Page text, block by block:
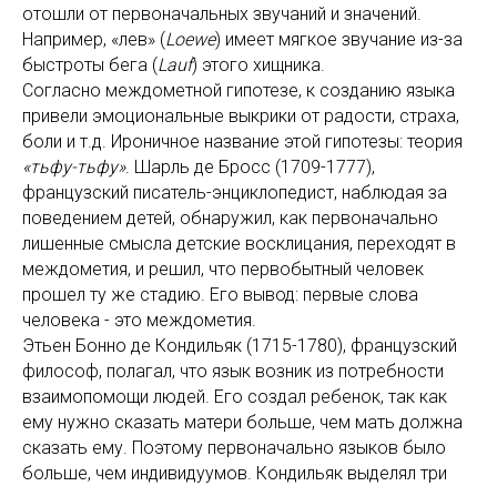
отошли от первоначальных звучаний и значений.
Например, «лев» (Lоеwе) имеет мягкое звучание из-за
быстроты бега (Lauf) этого хищника.
Согласно междометной гипотезе, к созданию языка
привели эмоциональные выкрики от радости, страха,
боли и т.д. Ироничное название этой гипотезы: теория
«тьфу-тьфу». Шарль де Бросс (1709-1777),
французский писатель-энциклопедист, наблюдая за
поведением детей, обнаружил, как первоначально
лишенные смысла детские восклицания, переходят в
междометия, и решил, что первобытный человек
прошел ту же стадию. Его вывод: первые слова
человека - это междометия.
Этьен Бонно де Кондильяк (1715-1780), французский
философ, полагал, что язык возник из потребности
взаимопомощи людей. Его создал ребенок, так как
ему нужно сказать матери больше, чем мать должна
сказать ему. Поэтому первоначально языков было
больше, чем индивидуумов. Кондильяк выделял три